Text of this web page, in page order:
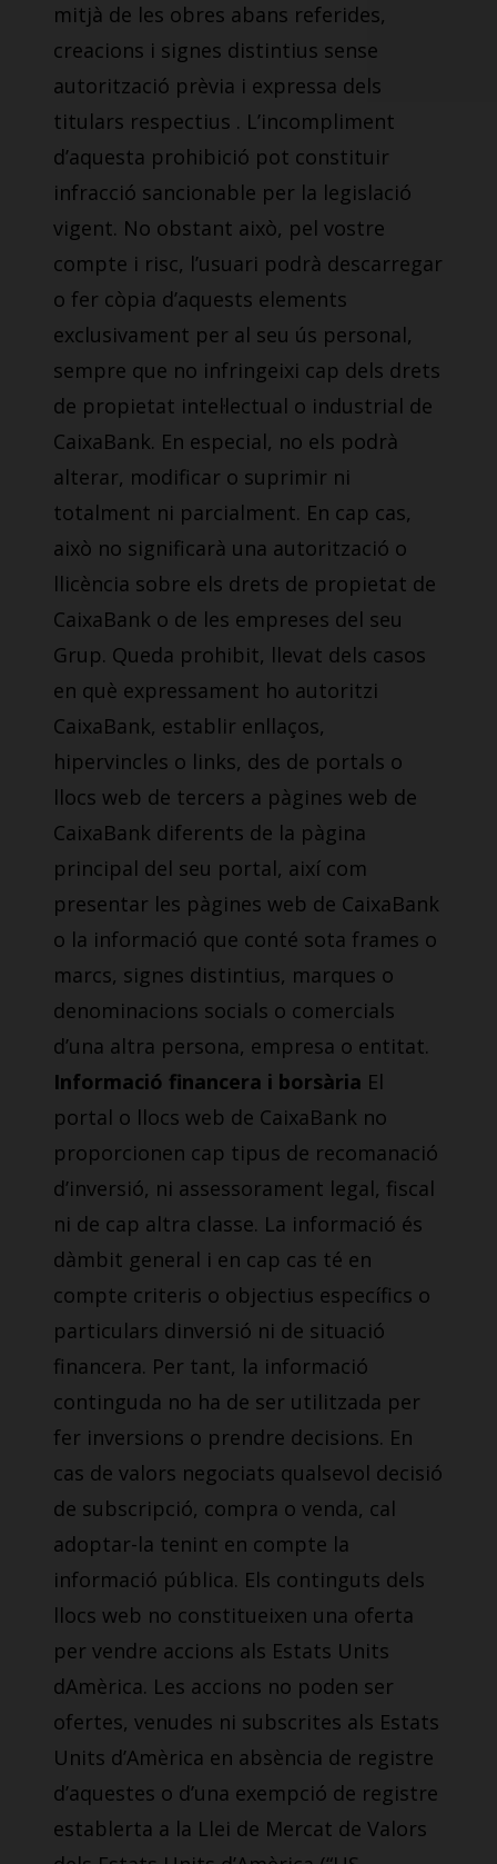
mitjà de les obres abans referides,
creacions i signes distintius sense
autorització prèvia i expressa dels
titulars respectius . L’incompliment
d’aquesta prohibició pot constituir
infracció sancionable per la legislació
vigent. No obstant això, pel vostre
compte i risc, l’usuari podrà descarregar
o fer còpia d’aquests elements
exclusivament per al seu ús personal,
sempre que no infringeixi cap dels drets
de propietat intel·lectual o industrial de
CaixaBank. En especial, no els podrà
alterar, modificar o suprimir ni
totalment ni parcialment. En cap cas,
això no significarà una autorització o
llicència sobre els drets de propietat de
CaixaBank o de les empreses del seu
Grup. Queda prohibit, llevat dels casos
en què expressament ho autoritzi
CaixaBank, establir enllaços,
hipervincles o links, des de portals o
llocs web de tercers a pàgines web de
CaixaBank diferents de la pàgina
principal del seu portal, així com
presentar les pàgines web de CaixaBank
o la informació que conté sota frames o
marcs, signes distintius, marques o
denominacions socials o comercials
d’una altra persona, empresa o entitat.
Informació financera i borsària El
portal o llocs web de CaixaBank no
proporcionen cap tipus de recomanació
d’inversió, ni assessorament legal, fiscal
ni de cap altra classe. La informació és
dàmbit general i en cap cas té en
compte criteris o objectius específics o
particulars dinversió ni de situació
financera. Per tant, la informació
continguda no ha de ser utilitzada per
fer inversions o prendre decisions. En
cas de valors negociats qualsevol decisió
de subscripció, compra o venda, cal
adoptar-la tenint en compte la
informació pública. Els continguts dels
llocs web no constitueixen una oferta
per vendre accions als Estats Units
dAmèrica. Les accions no poden ser
ofertes, venudes ni subscrites als Estats
Units d’Amèrica en absència de registre
d’aquestes o d’una exempció de registre
establerta a la Llei de Mercat de Valors